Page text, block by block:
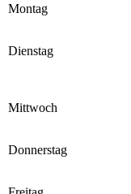
Montag
Dienstag
Mittwoch
Donnerstag